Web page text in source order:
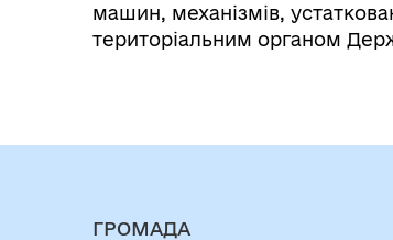
машин, механізмів,
територіальним органом
ГРОМАДА